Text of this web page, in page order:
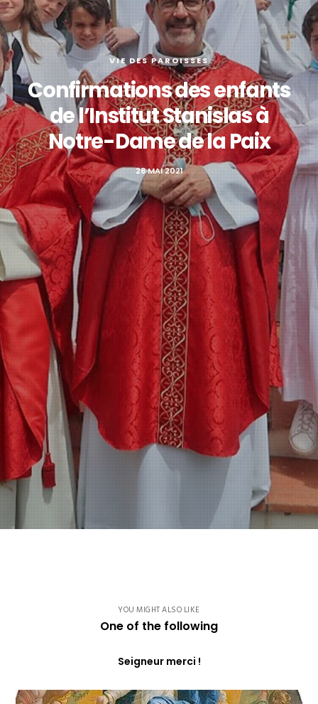
VIE DES PAROISSES
Confirmations des enfants
de l’Institut Stanislas à
Notre-Dame de la Paix
28 MAI 2021
YOU MIGHT ALSO LIKE
One of the following
Seigneur merci !